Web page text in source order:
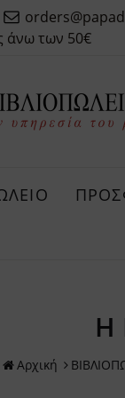
άνω των 50€
Η
Αρχική